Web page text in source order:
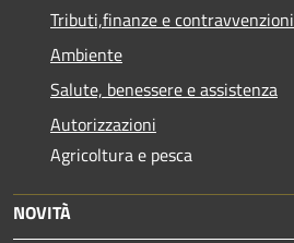
Tributi,finanze e contravvenzioni
Ambiente
Salute, benessere e assistenza
Autorizzazioni
Agricoltura e pesca
NOVITÀ